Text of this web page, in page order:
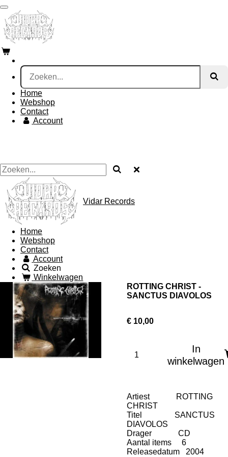
Ga
direct
naar
de
hoofdinhoud
Home
Webshop
Contact
Account
Vidar Records
Home
Webshop
Contact
Account
Zoeken
Winkelwagen
ROTTING CHRIST -
SANCTUS DIAVOLOS
€ 10,00
In
winkelwagen
Artiest ROTTING
CHRIST
Titel SANCTUS
DIAVOLOS
Drager CD
Aantal items 6
Releasedatum 2004